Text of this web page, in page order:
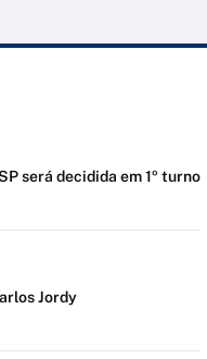
será decidida em 1º turno
Jordy